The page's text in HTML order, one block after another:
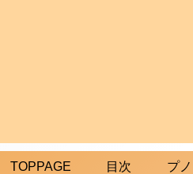
TOPPAGE 目次 プ